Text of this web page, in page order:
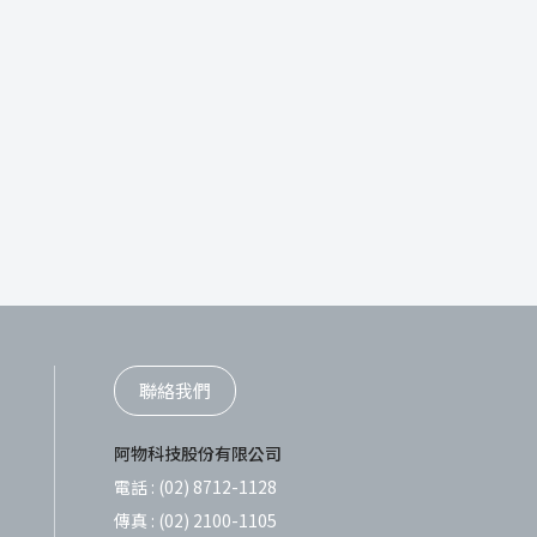
聯絡我們
阿物科技股份有限公司
電話 : (02) 8712-1128
傳真 : (02) 2100-1105